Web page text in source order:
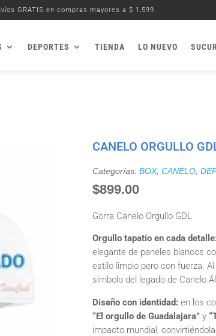
GRATIS en compras mayores a $ 1,599.
DEPORTES TIENDA LO NUEVO
CANELO ORGULLO
Categorías: BOX, CANELO,
$899.00
Gorra Canelo Orgullo GDL
Orgullo tapatío en cada
elegante de paneles blancos
estilo limpio pero con fuerza.
símbolo del legado de Canelo
Diseño con identidad:en los
“El orgullo de Guadalajara”y
impacto mundial,